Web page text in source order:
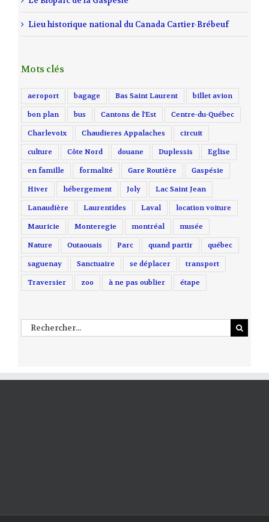
Lieu historique national du Canada Cartier-Brébeuf
Mots clés
aeroport bagage Bas Saint Laurent billet avion
bon plan bus Cantons de l'Est Centre-du-Québec
Charlevoix Chaudieres Appalaches circuit
culture Côte Nord douane Duplessis Eglise
en famille formalité Gare Routière Gaspésie
Hiver hébergement Joly Lac Saint Jean
Lanaudière Laurentides Laval location voiture
Mauricie Monteregie montréal musée
Nature Outaouais Parc quand partir québec
saguenay Sanctuaire se déplacer transport
Traversier zoo à ne pas oublier étape
Rechercher